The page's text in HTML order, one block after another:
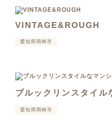
VINTAGE&ROUGH
愛知県岡崎市
ブルックリンスタイル
愛知県岡崎市